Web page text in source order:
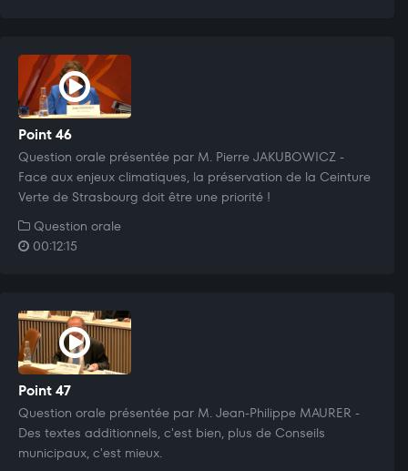
Point 46
Question orale présentée par M. Pierre JAKUBOWICZ -
Face aux enjeux climatiques, la préservation de la Ceinture
Verte de Strasbourg doit être une priorité !
Question orale
00:12:15
Point 47
Question orale présentée par M. Jean-Philippe MAURER -
Des textes additionnels, c'est bien, plus de Conseils
municipaux, c'est mieux.